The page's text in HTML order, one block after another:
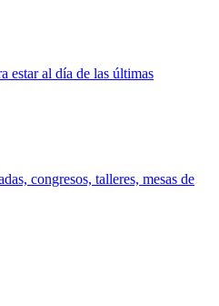
estar al día de las últimas
congresos, talleres, mesas de